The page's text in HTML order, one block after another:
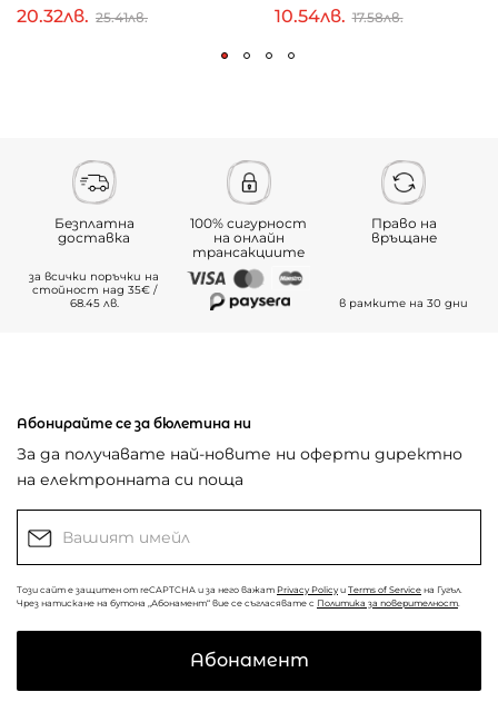
20.32лв. 25.41лв.
10.54лв. 17.58лв.
Безплатна
доставка
за всички поръчки на
стойност над 35€ /
68.45 лв.
100% сигурност
на онлайн
трансакциите
Право на
връщане
в рамките на 30 дни
Абонирайте се за бюлетина ни
За да получавате най-новите ни оферти директно
на електронната си поща
Този сайт е защитен от reCAPTCHA и за него важат Privacy Policy и Terms of Service на Гугъл.
Чрез натискане на бутона „Абонамент“ вие се съгласявате с Политика за поверителност
Абонамент